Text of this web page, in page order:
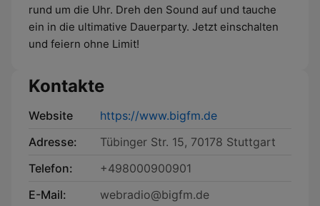
rund um die Uhr. Dreh den Sound auf und tauche
ein in die ultimative Dauerparty. Jetzt einschalten
und feiern ohne Limit!
Kontakte
Website
https://www.bigfm.de
Adresse:
Tübinger Str. 15, 70178 Stuttgart
Telefon:
+498000900901
E-Mail:
webradio@bigfm.de